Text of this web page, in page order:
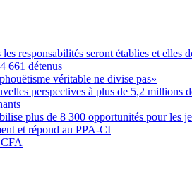
responsabilités seront établies et
661 détenus
véritable ne divise pas»
perspectives à plus de 5,2 millions
plus de 8 300 opportunités pour les
et répond au PPA-CI